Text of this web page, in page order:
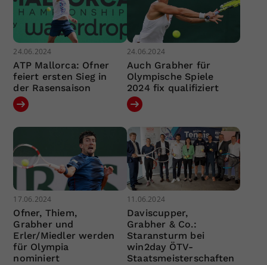
24.06.2024
ATP Mallorca: Ofner
feiert ersten Sieg in
der Rasensaison
24.06.2024
Auch Grabher für
Olympische Spiele
2024 fix qualifiziert
17.06.2024
Ofner, Thiem,
Grabher und
Erler/Miedler werden
für Olympia
nominiert
11.06.2024
Daviscupper,
Grabher & Co.:
Staransturm bei
win2day ÖTV-
Staatsmeisterschaften